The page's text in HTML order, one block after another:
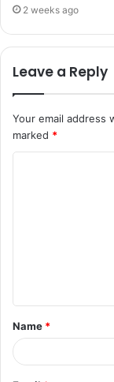
2 weeks ago
Leave a Reply
Your email address
marked *
Name *